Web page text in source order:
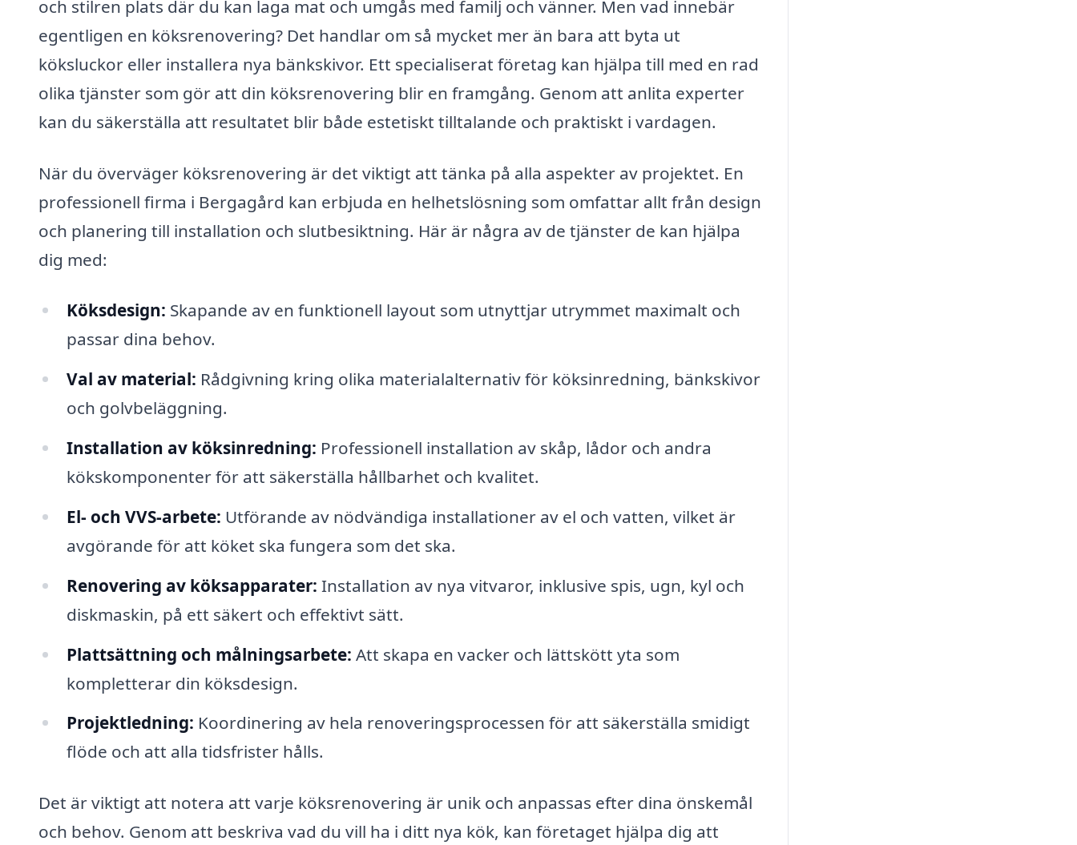
och stilren plats där du kan laga mat och umgås med familj och vänner. Men vad innebär
egentligen en köksrenovering? Det handlar om så mycket mer än bara att byta ut
köksluckor eller installera nya bänkskivor. Ett specialiserat företag kan hjälpa till med en rad
olika tjänster som gör att din köksrenovering blir en framgång. Genom att anlita experter
kan du säkerställa att resultatet blir både estetiskt tilltalande och praktiskt i vardagen.
När du överväger köksrenovering är det viktigt att tänka på alla aspekter av projektet. En
professionell firma i Bergagård kan erbjuda en helhetslösning som omfattar allt från design
och planering till installation och slutbesiktning. Här är några av de tjänster de kan hjälpa
dig med:
Köksdesign: Skapande av en funktionell layout som utnyttjar utrymmet maximalt och
passar dina behov.
Val av material: Rådgivning kring olika materialalternativ för köksinredning, bänkskivor
och golvbeläggning.
Installation av köksinredning: Professionell installation av skåp, lådor och andra
kökskomponenter för att säkerställa hållbarhet och kvalitet.
El- och VVS-arbete: Utförande av nödvändiga installationer av el och vatten, vilket är
avgörande för att köket ska fungera som det ska.
Renovering av köksapparater: Installation av nya vitvaror, inklusive spis, ugn, kyl och
diskmaskin, på ett säkert och effektivt sätt.
Plattsättning och målningsarbete: Att skapa en vacker och lättskött yta som
kompletterar din köksdesign.
Projektledning: Koordinering av hela renoveringsprocessen för att säkerställa smidigt
flöde och att alla tidsfrister hålls.
Det är viktigt att notera att varje köksrenovering är unik och anpassas efter dina önskemål
och behov. Genom att beskriva vad du vill ha i ditt nya kök, kan företaget hjälpa dig att